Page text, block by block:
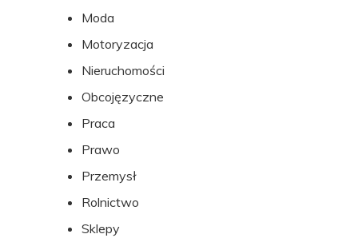
Moda
Motoryzacja
Nieruchomości
Obcojęzyczne
Praca
Prawo
Przemysł
Rolnictwo
Sklepy